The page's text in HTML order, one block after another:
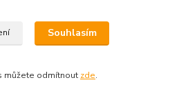
2023 - vyprodejeautodilu.eu
Souhlasím
můžete odmítnout zde.